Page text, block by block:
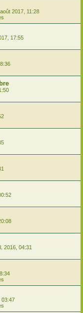
2017, 11:28
17:55
2016, 04:31
03:47